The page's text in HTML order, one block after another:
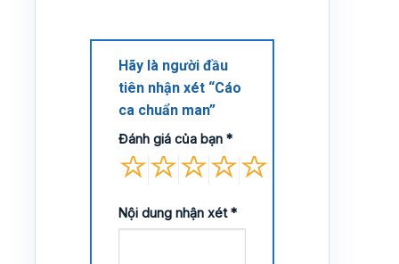
Hãy là người đầu
tiên nhận xét “Cáo
ca chuẩn man”
Đánh giá của bạn *
Nội dung nhận xét*